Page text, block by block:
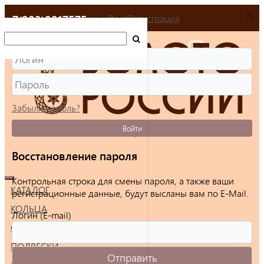
+7(903)9917575
КАТАЛОГ
КОЛЬЦА
СЕРЬГИ
ПОДВЕСКИ
ВходРегистрация
Забыли пароль?
Войти
Восстановление пароля
Контрольная строка для смены пароля, а также ваши
регистрационные данные, будут высланы вам по E-Mail.
Логин (E-mail)